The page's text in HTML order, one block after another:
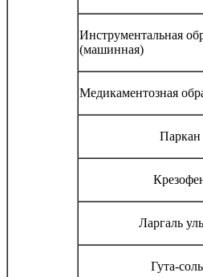
Инструментальная
(машинная)
Медикаментозная
Паркан
Ларгаль
Гута-